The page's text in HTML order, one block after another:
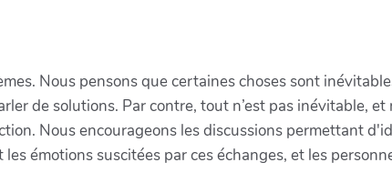
Nous pensons que certaines choses sont
de solutions. Par contre, tout n’est pas inévitable,
Nous encourageons les discussions permettant
émotions suscitées par ces échanges, et les